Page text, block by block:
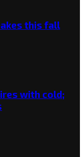
this fall
with cold;